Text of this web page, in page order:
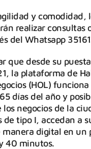
y comodidad,
realizar consultas
del Whatsapp
que desde su
la plataforma de
(HOL)
días del año y
los negocios de la
de tipo I, accedan a
digital en un
40 minutos.